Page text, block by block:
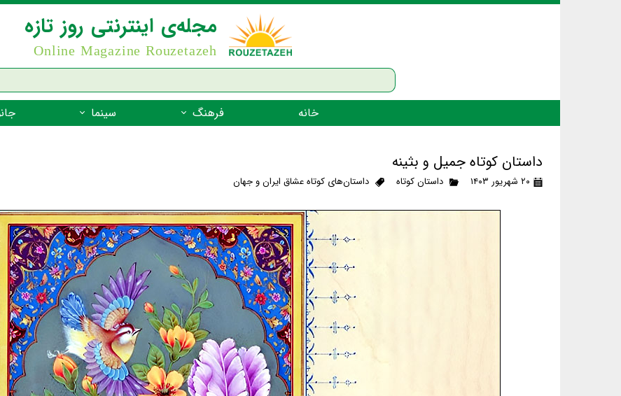
مجله‌ی اینترنتی روز تازه
Online Magazine Rouzetazeh
خانه فرهنگ
ضرب المثل
شعر فارسی
زندگینامه‌ی بزرگان
گفتاورد
سینما
جانوران
جانوران
داستان کوتاه جمیل و بثینه
۲۰ شهریور ۱۴۰۳ داستان کوتاه داستان‌های کوتاه عشاق ایران و جهان